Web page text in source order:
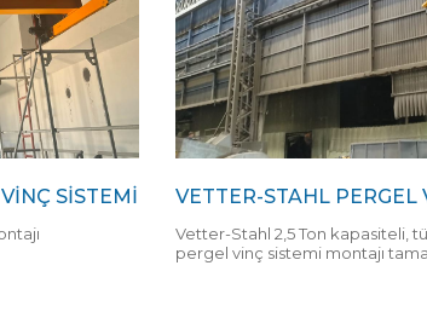
SİSTEMİ VETTER-STAHL PERGEL
Vetter-Stahl 2,5 Ton kapasiteli,
pergel vinç sistemi montajı